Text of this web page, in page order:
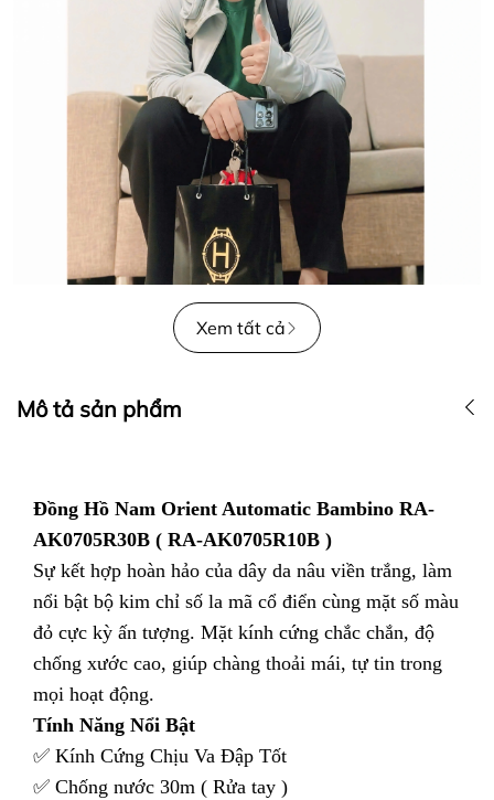
Xem tất cả
Mô tả sản phẩm
Đồng Hồ Nam Orient Automatic Bambino RA-
AK0705R30B ( RA-AK0705R10B )
Sự kết hợp hoàn hảo của dây da nâu viền trắng, làm
nổi bật bộ kim chỉ số la mã cổ điển cùng mặt số màu
đỏ cực kỳ ấn tượng. Mặt kính cứng chắc chắn, độ
chống xước cao, giúp chàng thoải mái, tự tin trong
mọi hoạt động.
Tính Năng Nổi Bật
✅ Kính Cứng Chịu Va Đập Tốt
✅ Chống nước 30m ( Rửa tay )